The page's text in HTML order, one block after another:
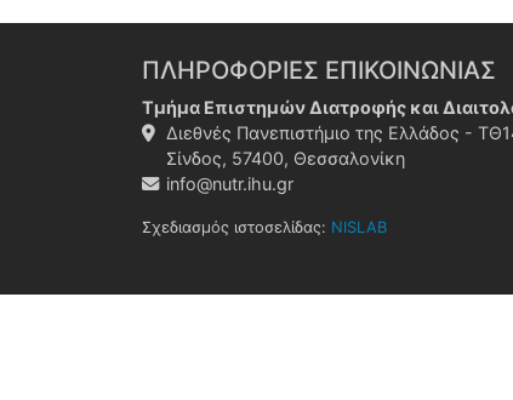
ΠΛΗΡΟΦΟΡΙΕΣ ΕΠΙΚΟΙΝΩΝΙΑΣ
Τμήμα Επιστημών Διατροφής και
Διεθνές Πανεπιστήμιο της Ελλάδος -
Σίνδος, 57400, Θεσσαλονίκη
info@nutr.ihu.gr
Σχεδιασμός ιστοσελίδας: NISLAB